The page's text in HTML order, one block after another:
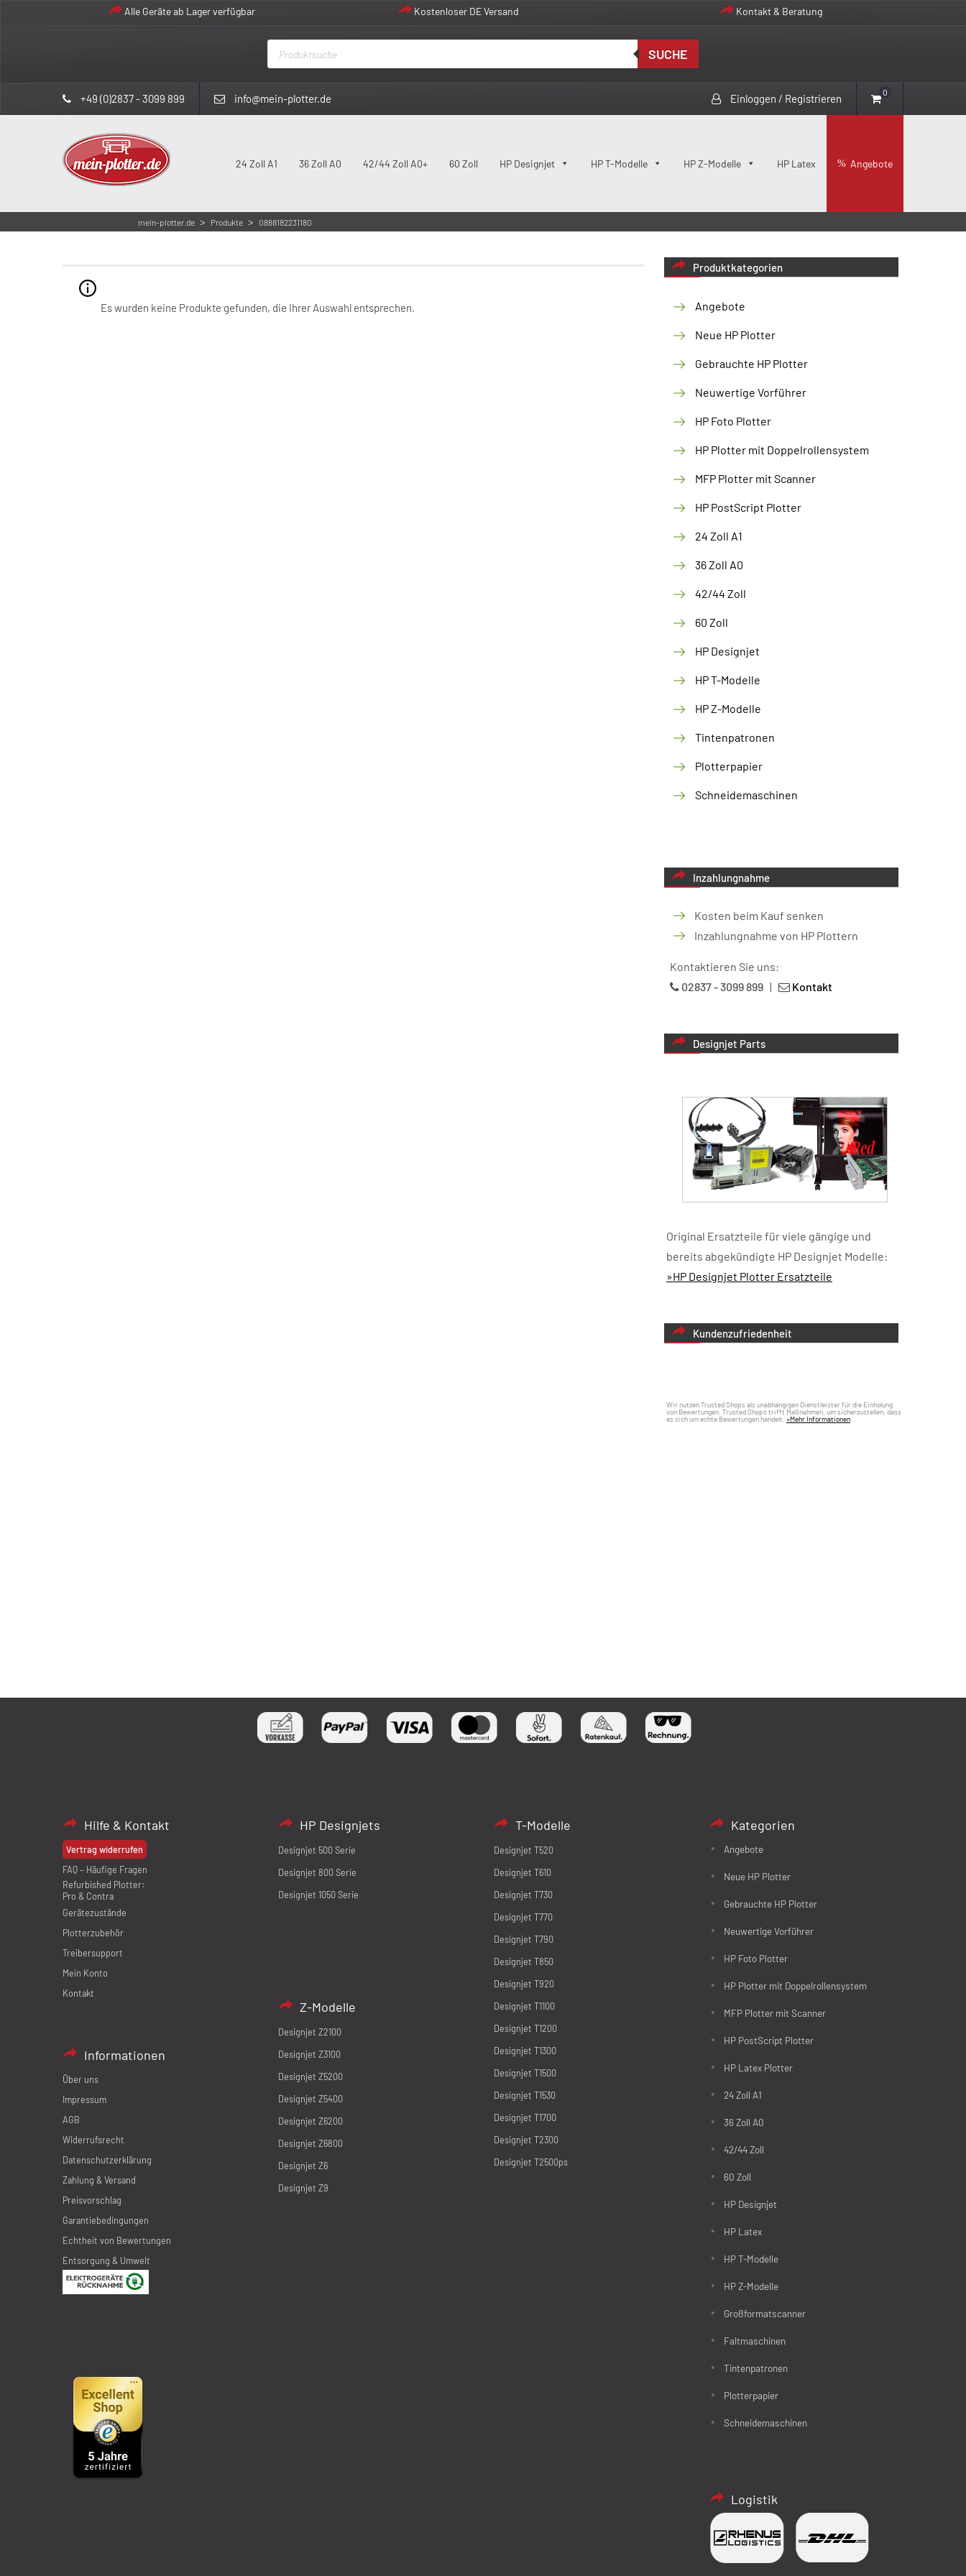
Alle Geräte ab Lager verfügbar Kostenloser DE Versand Kontakt & Beratung
Products
search
SUCHE
+49 (0)2837 - 3099 899 info@mein-plotter.de Einloggen / Registrieren 0
24 Zoll A1 36 Zoll A0 42/44 Zoll A0+ 60 Zoll HP Designjet HP T-Modelle HP Z-Modelle HP Latex Angebote
mein-plotter.de > Produkte > 0888182231180
Es wurden keine Produkte gefunden, die Ihrer Auswahl entsprechen.
Produktkategorien
Angebote
Neue HP Plotter
Gebrauchte HP Plotter
Neuwertige Vorführer
HP Foto Plotter
HP Plotter mit Doppelrollensystem
MFP Plotter mit Scanner
HP PostScript Plotter
24 Zoll A1
36 Zoll A0
42/44 Zoll
60 Zoll
HP Designjet
HP T-Modelle
HP Z-Modelle
Tintenpatronen
Plotterpapier
Schneidemaschinen
Inzahlungnahme
Kosten beim Kauf senken
Inzahlungnahme von HP Plottern
Kontaktieren Sie uns:
02837 - 3099 899 | Kontakt
Designjet Parts
Original Ersatzteile für viele gängige und
bereits abgekündigte HP Designjet Modelle:
»HP Designjet Plotter Ersatzteile
Kundenzufriedenheit
Wir nutzen Trusted Shops als unabhängigen Dienstleister für die Einholung
von Bewertungen. Trusted Shops trifft Maßnahmen, um sicherzustellen, dass
es sich um echte Bewertungen handelt. »Mehr Informationen
Hilfe & Kontakt
Vertrag widerrufen
FAQ – Häufige Fragen
Refurbished Plotter:
Pro & Contra
Gerätezustände
Plotterzubehör
Treibersupport
Mein Konto
Kontakt
Informationen
Über uns
Impressum
AGB
Widerrufsrecht
Datenschutzerklärung
Zahlung & Versand
Preisvorschlag
Garantiebedingungen
Echtheit von Bewertungen
Entsorgung & Umwelt
HP Designjets
Designjet 500 Serie
Designjet 800 Serie
Designjet 1050 Serie
Z-Modelle
Designjet Z2100
Designjet Z3100
Designjet Z5200
Designjet Z5400
Designjet Z6200
Designjet Z6800
Designjet Z6
Designjet Z9
T-Modelle
Designjet T520
Designjet T610
Designjet T730
Designjet T770
Designjet T790
Designjet T850
Designjet T920
Designjet T1100
Designjet T1200
Designjet T1300
Designjet T1500
Designjet T1530
Designjet T1700
Designjet T2300
Designjet T2500ps
Kategorien
Angebote
Neue HP Plotter
Gebrauchte HP Plotter
Neuwertige Vorführer
HP Foto Plotter
HP Plotter mit Doppelrollensystem
MFP Plotter mit Scanner
HP PostScript Plotter
HP Latex Plotter
24 Zoll A1
36 Zoll A0
42/44 Zoll
60 Zoll
HP Designjet
HP Latex
HP T-Modelle
HP Z-Modelle
Großformatscanner
Faltmaschinen
Tintenpatronen
Plotterpapier
Schneidemaschinen
Logistik